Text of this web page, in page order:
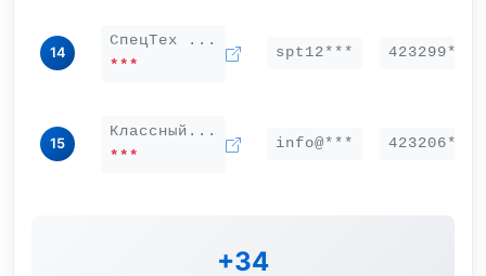
14
СпецТех ...
***
spt12*** 423299***
15
Классный...
***
info@*** 423206***
+34